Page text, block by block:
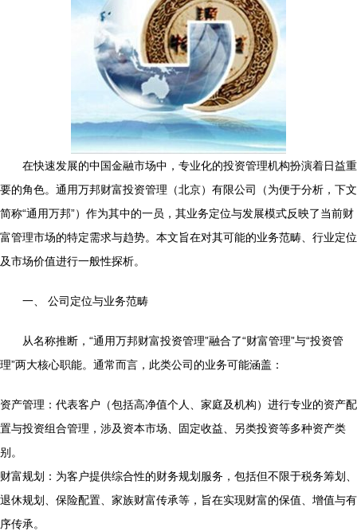
在快速发展的中国金融市场中，专业化的投资管理机构扮演着日益重
要的角色。通用万邦财富投资管理（北京）有限公司（为便于分析，下文
简称“通用万邦”）作为其中的一员，其业务定位与发展模式反映了当前财
富管理市场的特定需求与趋势。本文旨在对其可能的业务范畴、行业定位
及市场价值进行一般性探析。
一、 公司定位与业务范畴
从名称推断，“通用万邦财富投资管理”融合了“财富管理”与“投资管
理”两大核心职能。通常而言，此类公司的业务可能涵盖：
资产管理：代表客户（包括高净值个人、家庭及机构）进行专业的资产配
置与投资组合管理，涉及资本市场、固定收益、另类投资等多种资产类
别。
财富规划：为客户提供综合性的财务规划服务，包括但不限于税务筹划、
退休规划、保险配置、家族财富传承等，旨在实现财富的保值、增值与有
序传承。